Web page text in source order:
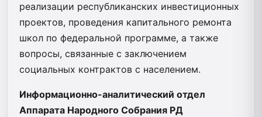
реализации республиканских инвестиционных
проектов, проведения капитального ремонта
школ по федеральной программе, а также
вопросы, связанные с заключением
социальных контрактов с населением.
Информационно-аналитический отдел
Аппарата Народного Собрания РД